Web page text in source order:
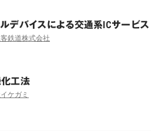
デバイスによる交通系ICサービス
鉄道株式会社
工法
ケガミ